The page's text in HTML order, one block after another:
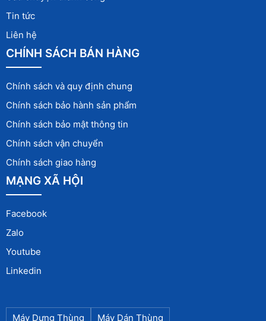
Tin tức
Liên hệ
CHÍNH SÁCH BÁN HÀNG
Chính sách và quy định chung
Chính sách bảo hành sản phẩm
Chính sách bảo mật thông tin
Chính sách vận chuyển
Chính sách giao hàng
MẠNG XÃ HỘI
Facebook
Zalo
Youtube
Linkedin
Máy Dựng Thùng Máy Dán Thùng